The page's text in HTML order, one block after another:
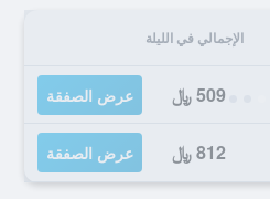
الإجمالي في الليلة
509 ﷼ عرض الصفقة
812 ﷼ عرض الصفقة